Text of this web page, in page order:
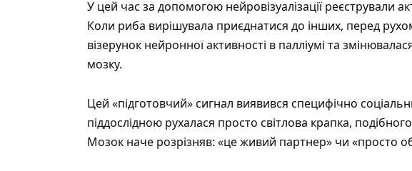
У цей час за допомогою нейровізуалізації реєстрували
Коли риба вирішувала приєднатися до інших, перед
візерунок нейронної активності в палліумі та
мозку.
Цей «підготовчий» сигнал виявився специфічно
піддослідною рухалася просто світлова крапка,
Мозок наче розрізняв: «це живий партнер» чи «просто